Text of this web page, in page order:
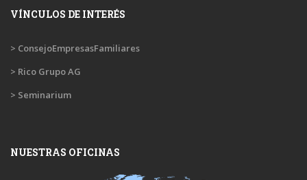
VÍNCULOS DE INTERÉS
> ConsejoEmpresasFamiliares
> Rico Grupo AG
> Seminarium
NUESTRAS OFICINAS